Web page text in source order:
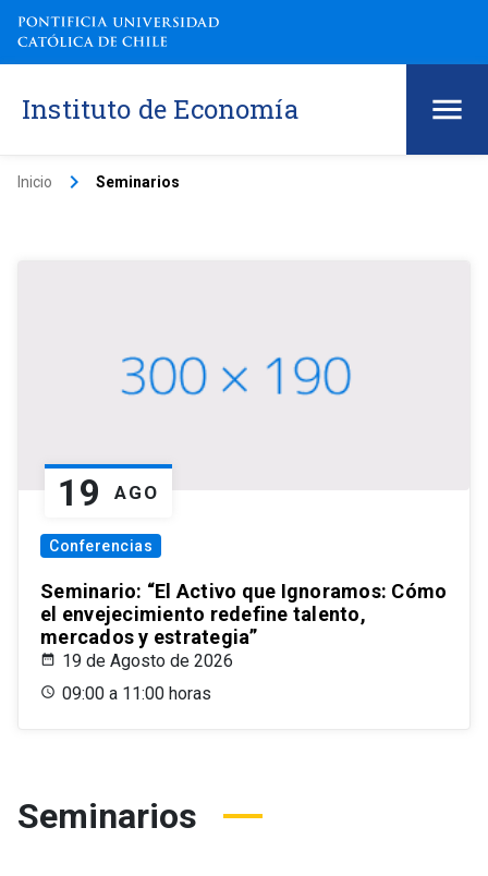
Instituto de Economía
Inicio keyboard_arrow_right Seminarios
19 AGO
Conferencias
Seminario: “El Activo que Ignoramos: Cómo
el envejecimiento redefine talento,
mercados y estrategia”
19 de Agosto de 2026
09:00 a 11:00 horas
Seminarios